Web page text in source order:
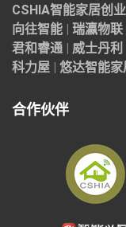
CSHIA智能家居创
向往智能
瑞瀛物联
君和睿通
威士丹利
科力屋
悠达智能家
合作伙伴